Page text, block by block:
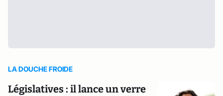
LA DOUCHE FROIDE
Législatives : il lance un verre